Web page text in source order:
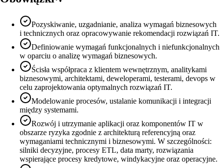
Pozyskiwanie, uzgadnianie, analiza wymagań biznesowych
i technicznych oraz opracowywanie rekomendacji rozwiązań IT.
Definiowanie wymagań funkcjonalnych i niefunkcjonalnych
w oparciu o analizę wymagań biznesowych.
Ścisła współpraca z klientem wewnętrznym, analitykami
biznesowymi, architektami, deweloperami, testerami, devops w
celu zaprojektowania optymalnych rozwiązań IT.
Modelowanie procesów, ustalanie komunikacji i integracji
między systemami.
Rozwój i utrzymanie aplikacji oraz komponentów IT w
obszarze ryzyka zgodnie z architekturą referencyjną oraz
wymaganiami technicznymi i biznesowymi. W szczególności:
silniki decyzyjne, procesy ETL, data marty, rozwiązania
wspierające procesy kredytowe, windykacyjne oraz operacyjne.